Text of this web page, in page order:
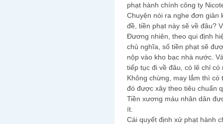
phạt hành chính công ty
Chuyện nói ra nghe đơn
đề, tiền phạt này sẽ về đâu?
Đương nhiên, theo qui định
chủ nghĩa, số tiền phạt sẽ
nộp vào kho bạc nhà nước.
tiếp tục đi về đâu, có lẽ chỉ
Không chừng, may lắm thì
đó được xây theo tiêu chuẩn
Tiền xương máu nhân dân
ít.
Cái quyết định xử phạt hành